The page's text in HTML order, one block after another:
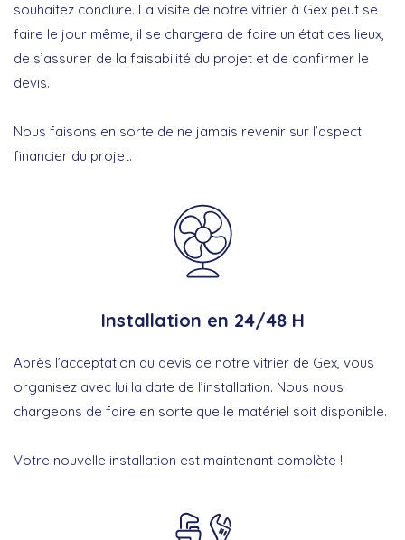
souhaitez conclure. La visite de notre vitrier à Gex peut se
faire le jour même, il se chargera de faire un état des lieux,
de s’assurer de la faisabilité du projet et de confirmer le
devis.
Nous faisons en sorte de ne jamais revenir sur l’aspect
financier du projet.
Installation en 24/48 H
Après l’acceptation du devis de notre vitrier de Gex, vous
organisez avec lui la date de l’installation. Nous nous
chargeons de faire en sorte que le matériel soit disponible.
Votre nouvelle installation est maintenant complète !